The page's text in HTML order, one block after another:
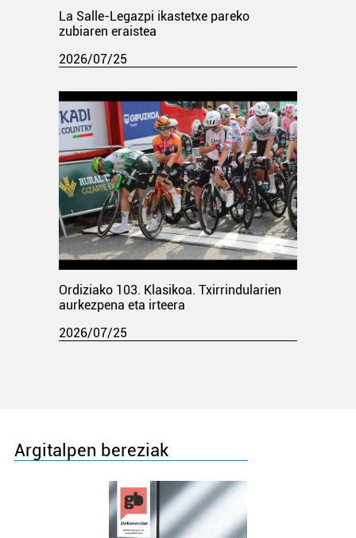
La Salle-Legazpi ikastetxe pareko
zubiaren eraistea
2026/07/25
Ordiziako 103. Klasikoa. Txirrindularien
aurkezpena eta irteera
2026/07/25
Argitalpen bereziak